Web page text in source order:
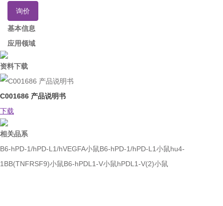
询价
基本信息
应用领域
资料下载
C001686 产品说明书
下载
相关品系
B6-hPD-1/hPD-L1/hVEGFA小鼠B6-hPD-1/hPD-L1小鼠hu4-
1BB(TNFRSF9)小鼠B6-hPDL1-V小鼠hPDL1-V(2)小鼠